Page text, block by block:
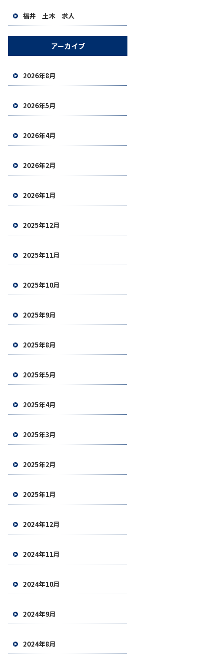
福井 土木 求人
アーカイブ
2026年8月
2026年5月
2026年4月
2026年2月
2026年1月
2025年12月
2025年11月
2025年10月
2025年9月
2025年8月
2025年5月
2025年4月
2025年3月
2025年2月
2025年1月
2024年12月
2024年11月
2024年10月
2024年9月
2024年8月